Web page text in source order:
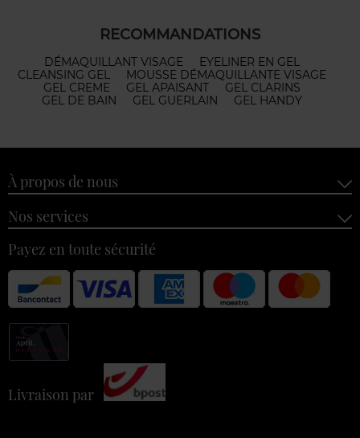
RECOMMANDATIONS
DÉMAQUILLANT VISAGE
EYELINER EN GEL
CLEANSING GEL
MOUSSE DÉMAQUILLANTE VISAGE
GEL CREME
GEL APAISANT
GEL CLARINS
GEL DE BAIN
GEL GUERLAIN GEL HANDY
À propos de nous
Nos services
Payez en toute sécurité
Livraison par